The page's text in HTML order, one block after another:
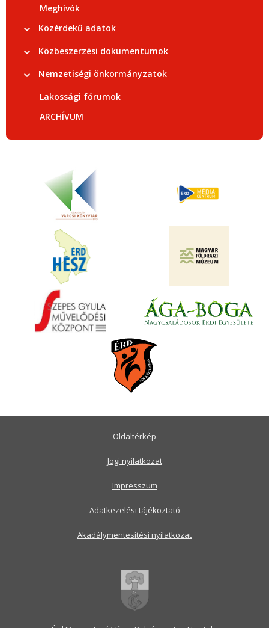
Meghívók
Közérdekű adatok
Közbeszerzési dokumentumok
Nemzetiségi önkormányzatok
Lakossági fórumok
ARCHÍVUM
Oldaltérkép
Jogi nyilatkozat
Impresszum
Adatkezelési tájékoztató
Akadálymentesítési nyilatkozat